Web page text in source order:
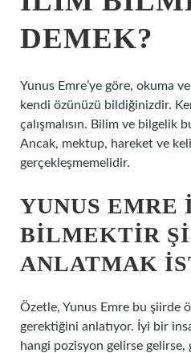
DEMEK?
Yunus Emre’ye göre, okuma
kendi özünüzü bildiğinizdir.
çalışmalısın. Bilim ve bilgelik
Ancak, mektup, hareket ve
gerçekleşmemelidir.
YUNUS
BILMEKTIR
ANLATMAK
Özetle, Yunus Emre bu şiirde
gerektiğini anlatıyor. İyi bir
hangi pozisyon gelirse gelirse,